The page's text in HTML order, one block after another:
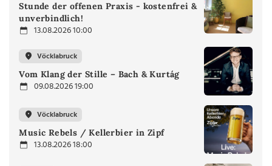
Stunde der offenen Praxis - kostenfrei &
unverbindlich!
13.08.2026 10:00
Vöcklabruck
Vom Klang der Stille – Bach & Kurtág
09.08.2026 19:00
Vöcklabruck
Music Rebels / Kellerbier in Zipf
13.08.2026 18:00